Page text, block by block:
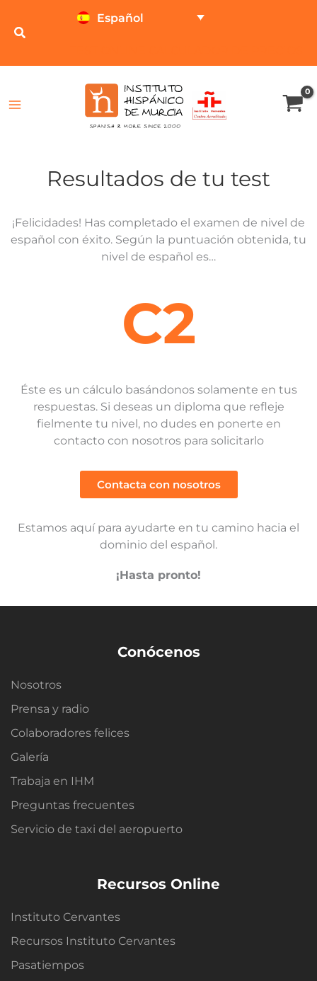
contenido
Español
Resultados de tu test
¡Felicidades! Has completado el examen de nivel de
español con éxito. Según la puntuación obtenida, tu
nivel de español es…
C2
Éste es un cálculo basándonos solamente en tus
respuestas. Si deseas un diploma que refleje
fielmente tu nivel, no dudes en ponerte en
contacto con nosotros para solicitarlo
Contacta con nosotros
Estamos aquí para ayudarte en tu camino hacia el
dominio del español.
¡Hasta pronto!
Conócenos
Nosotros
Prensa y radio
Colaboradores felices
Galería
Trabaja en IHM
Preguntas frecuentes
Servicio de taxi del aeropuerto
Recursos Online
Instituto Cervantes
Recursos Instituto Cervantes
Pasatiempos